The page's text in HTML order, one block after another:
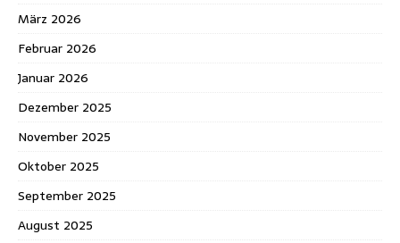
März 2026
Februar 2026
Januar 2026
Dezember 2025
November 2025
Oktober 2025
September 2025
August 2025